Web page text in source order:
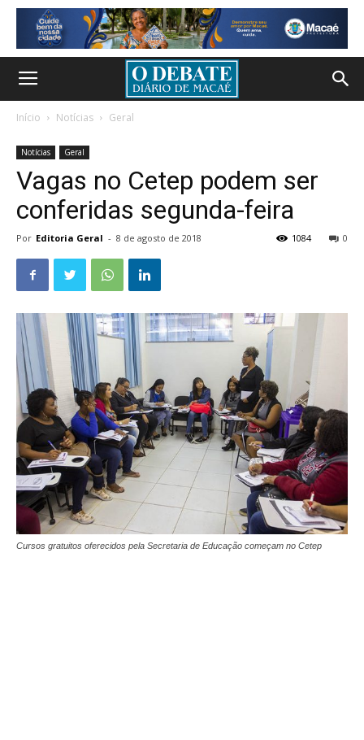
Início Notícias Geral
Notícias Geral
Vagas no Cetep podem ser
conferidas segunda-feira
Por Editoria Geral - 8 de agosto de 2018 0
1084
Cursos gratuitos oferecidos pela Secretaria de Educação começam no Cetep